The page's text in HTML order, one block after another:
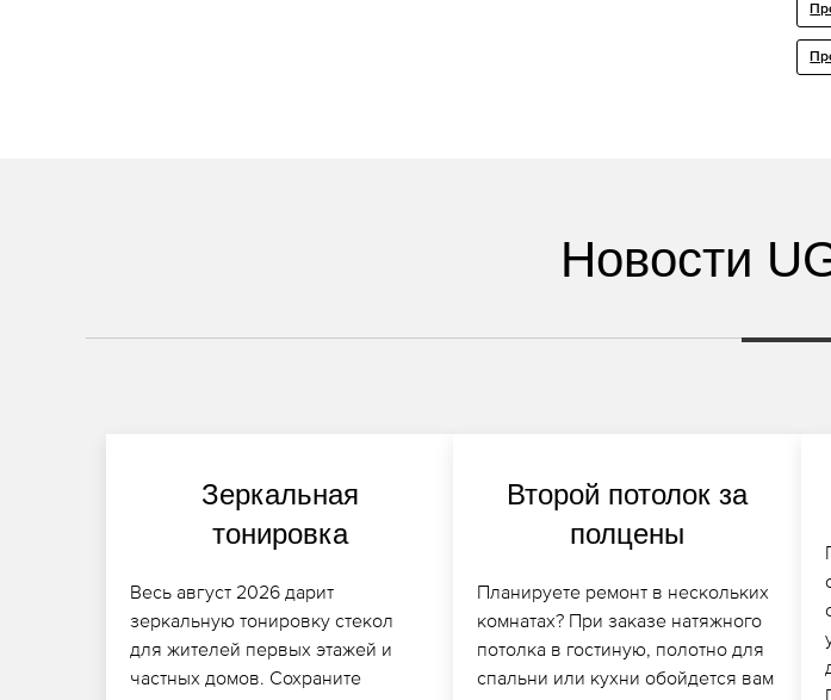
Новости
Зеркальная
тонировка
Весь август 2026 дарит
зеркальную тонировку стекол
для жителей первых этажей и
частных домов. Сохраните
Второй потолок за
полцены
Планируете ремонт в нескольких
комнатах? При заказе натяжного
потолка в гостиную, полотно для
спальни или кухни обойдется вам